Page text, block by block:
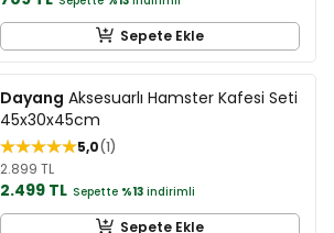
Sepete Ekle
Dayang Aksesuarlı Hamster Kafesi Seti
45x30x45cm
5,0 1
2.899 TL
2.499 TL Sepette %13 indirimli
Sepete Ekle